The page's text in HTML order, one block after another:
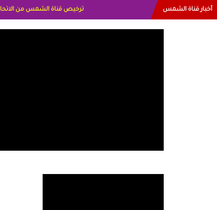
أخبار قناة الشمس